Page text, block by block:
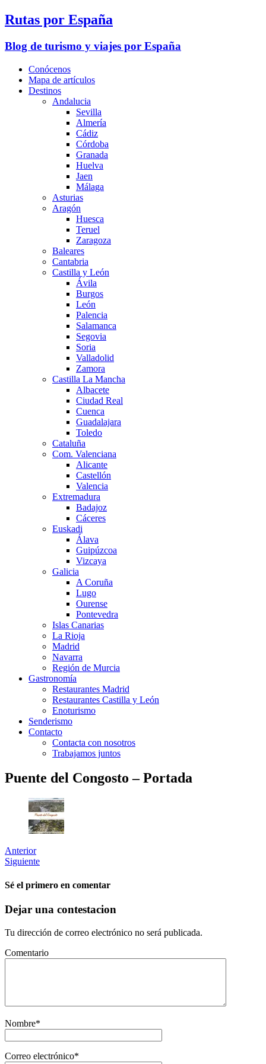
Rutas por España
Blog de turismo y viajes por España
Conócenos
Mapa de artículos
Destinos
Andalucia
Sevilla
Almería
Cádiz
Córdoba
Granada
Huelva
Jaen
Málaga
Asturias
Aragón
Huesca
Teruel
Zaragoza
Baleares
Cantabria
Castilla y León
Ávila
Burgos
León
Palencia
Salamanca
Segovia
Soria
Valladolid
Zamora
Castilla La Mancha
Albacete
Ciudad Real
Cuenca
Guadalajara
Toledo
Cataluña
Com. Valenciana
Alicante
Castellón
Valencia
Extremadura
Badajoz
Cáceres
Euskadi
Álava
Guipúzcoa
Vizcaya
Galicia
A Coruña
Lugo
Ourense
Pontevedra
Islas Canarias
La Rioja
Madrid
Navarra
Región de Murcia
Gastronomía
Restaurantes Madrid
Restaurantes Castilla y León
Enoturismo
Senderismo
Contacto
Contacta con nosotros
Trabajamos juntos
Puente del Congosto – Portada
Anterior
Siguiente
Sé el primero en comentar
Dejar una contestacion
Tu dirección de correo electrónico no será publicada.
Comentario
Nombre*
Correo electrónico*